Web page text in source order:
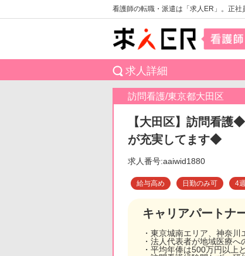
看護師の転職・派遣は「求人ER」。正社
求人詳細
訪問看護/東京都大田区
【大田区】訪問看
が充実してます◆
求人番号:aaiwid1880
給与高め 日勤のみ可 4
キャリアパートナ
・東京城南エリア、神奈
・法人代表者が地域医療
・平均年俸は500万円以上